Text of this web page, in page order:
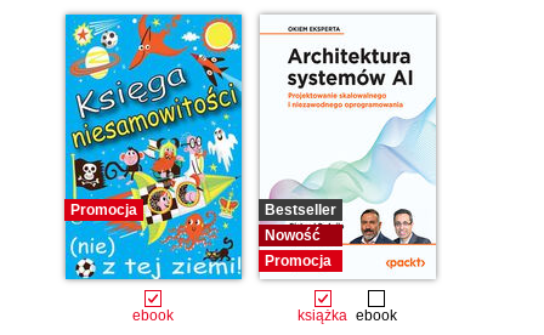
Promocja
ebook
Bestseller
Nowość
Promocja
książka ebook